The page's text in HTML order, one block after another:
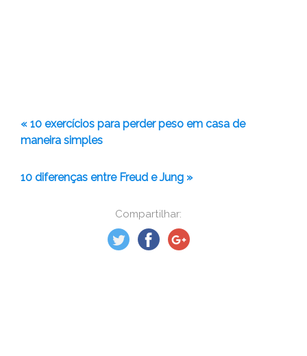
Compartilhar:
« 10 exercícios para perder peso em casa de
maneira simples
10 diferenças entre Freud e Jung »